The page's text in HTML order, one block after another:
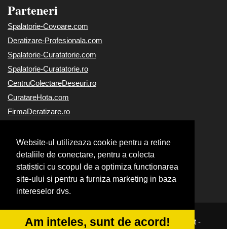
Website-ul utilizeaza cookie pentru a retine
detaliile de conectare, pentru a colecta
statistici cu scopul de a optimiza functionarea
site-ului si pentru a furniza marketing in baza
intereselor dvs.
Am inteles, sunt de acord!
Parteneri
Spalatorie-Covoare.com
Deratizare-Profesionala.com
Spalatorie-Curatatorie.com
Spalatorie-Curatatorie.ro
CentruColectareDeseuri.ro
CuratareHota.com
FirmaDeratizare.ro
Alpinist-Utilitar.com
Curatenie-Generala.com
Servicii-DDD.com
Servicii-Deratizare.com
© 2014-2026 |Powered byVilonMedia &Tokaido Consult -